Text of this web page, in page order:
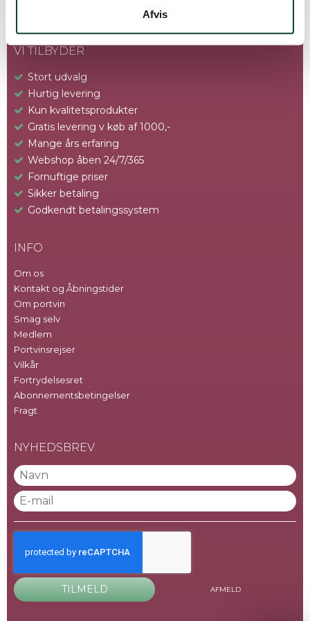
Afvis
VI TILBYDER
Stort udvalg
Hurtig levering
Kun kvalitetsprodukter
Gratis levering v køb af 1000,-
Mange års erfaring
Webshop åben 24/7/365
Fornuftige priser
Sikker betaling
Godkendt betalingssystem
INFO
Om os
Kontakt og Åbningstider
Om portvin
Smag selv
Medlem
Portvinsrejser
Vilkår
Fortrydelsesret
Abonnementsbetingelser
Fragt
NYHEDSBREV
TILMELD AFMELD